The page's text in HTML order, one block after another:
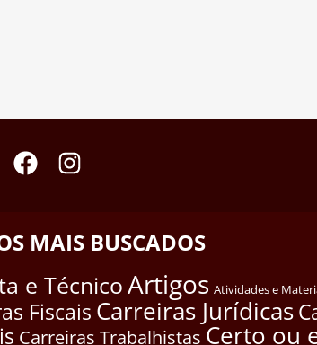
MAIS BUSCADOS
e TécnicoArtigos Atividades e
Fiscais Carreiras Jurídicas
Carreiras Trabalhistas Certo ou